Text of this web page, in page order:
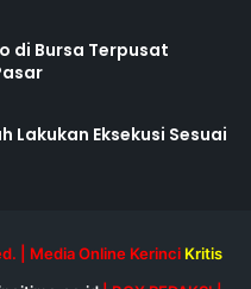
di Bursa Terpusat
Lakukan Eksekusi Sesuai
| Media Online Kerinci Kritis